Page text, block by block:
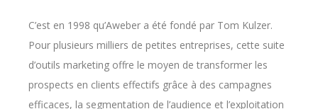
C’est en 1998 qu’Aweber a été fondé par Tom Kulzer.
Pour plusieurs milliers de petites entreprises, cette suite
d’outils marketing offre le moyen de transformer les
prospects en clients effectifs grâce à des campagnes
efficaces, la segmentation de l’audience et l’exploitation